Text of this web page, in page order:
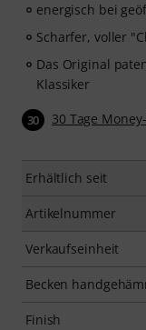
energisch bei
Scharfer, voller
Das Original
Klassiker
30 30 Tage
Erhältlich seit
Artikelnummer
Verkaufseinheit
Becken
Finish